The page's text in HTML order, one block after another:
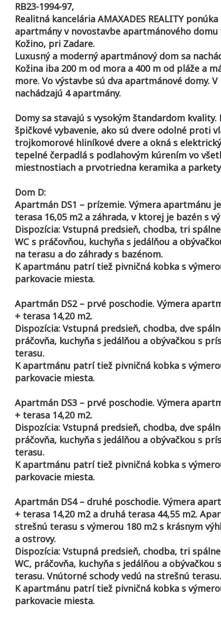
RB23-1994-97,
Realitná kancelária AMAXADES REALITY
apartmány v novostavbe apartmánového domu
Kožino, pri Zadare.
Luxusný a moderný apartmánový dom sa
Kožina iba 200 m od mora a 400 m od pláže a
more. Vo výstavbe sú dva apartmánové domy. V
nachádzajú 4 apartmány.
Domy sa stavajú s vysokým štandardom kvality.
špičkové vybavenie, ako sú dvere odolné proti
trojkomorové hliníkové dvere a okná s
tepelné čerpadlá s podlahovým kúrením vo
miestnostiach a prvotriedna keramika a
Dom D:
Apartmán DS1 – prízemie. Výmera apartmánu
terasa 16,05 m2 a záhrada, v ktorej je bazén s
Dispozícia: Vstupná predsieň, chodba, tri
WC s práčovňou, kuchyňa s jedálňou a
na terasu a do záhrady s bazénom.
K apartmánu patrí tiež pivničná kobka s
parkovacie miesta.
Apartmán DS2 – prvé poschodie. Výmera
+ terasa 14,20 m2.
Dispozícia: Vstupná predsieň, chodba, dve
práčovňa, kuchyňa s jedálňou a obývačkou s
terasu.
K apartmánu patrí tiež pivničná kobka s
parkovacie miesta.
Apartmán DS3 – prvé poschodie. Výmera
+ terasa 14,20 m2.
Dispozícia: Vstupná predsieň, chodba, dve
práčovňa, kuchyňa s jedálňou a obývačkou s
terasu.
K apartmánu patrí tiež pivničná kobka s
parkovacie miesta.
Apartmán DS4 – druhé poschodie. Výmera
+ terasa 14,20 m2 a druhá terasa 44,55 m2.
strešnú terasu s výmerou 180 m2 s krásnym
a ostrovy.
Dispozícia: Vstupná predsieň, chodba, tri
WC, práčovňa, kuchyňa s jedálňou a
terasu. Vnútorné schody vedú na strešnú terasu.
K apartmánu patrí tiež pivničná kobka s
parkovacie miesta.